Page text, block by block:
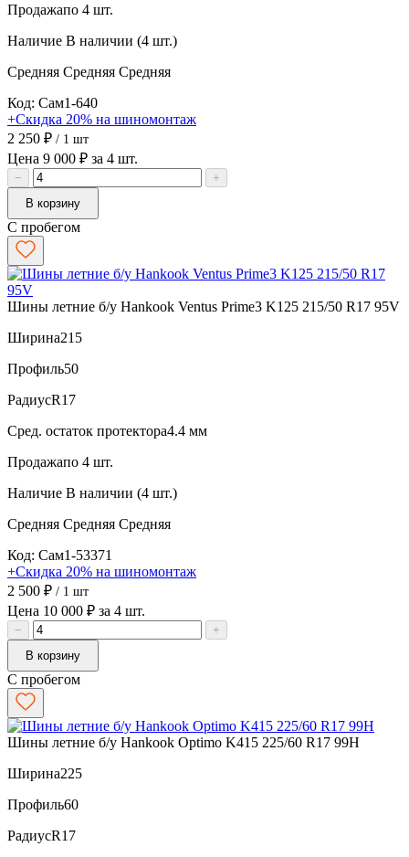
Продажапо 4 шт.
Наличие В наличии (4 шт.)
Средняя Средняя Средняя
Код: Сам1-640
+Скидка 20% на шиномонтаж
2 250 ₽ / 1 шт
Цена 9 000 ₽ за 4 шт.
−
+
В корзину
С пробегом
Шины летние б/у Hankook Ventus Prime3 K125 215/50 R17 95V
Ширина215
Профиль50
РадиусR17
Сред. остаток протектора4.4 мм
Продажапо 4 шт.
Наличие В наличии (4 шт.)
Средняя Средняя Средняя
Код: Сам1-53371
+Скидка 20% на шиномонтаж
2 500 ₽ / 1 шт
Цена 10 000 ₽ за 4 шт.
−
+
В корзину
С пробегом
Шины летние б/у Hankook Optimo K415 225/60 R17 99H
Ширина225
Профиль60
РадиусR17